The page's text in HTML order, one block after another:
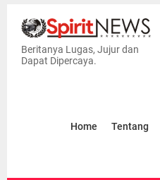
Beritanya Lugas, Jujur dan
Dapat Dipercaya.
Home Tentang